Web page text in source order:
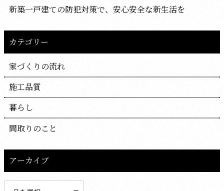
新築一戸建ての防犯対策で、安心安全な新生活を
カテゴリー
家づくりの流れ
施工品質
暮らし
間取りのこと
アーカイブ